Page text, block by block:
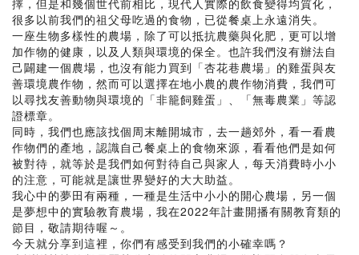
擇，但是和幾個世代前相比，現代人實際的飲食變得均質化，
很多以前我們的祖父母吃過的食物，已從餐桌上永遠消失。
一座生物多樣性的農場，除了可以抵抗農藥與化肥，更可以增
加作物的健康，以及人類與環境的保全。也許我們沒有辦法自
己闢建一個農場，也沒有能力買到「杏花巷農場」的雞蛋與友
善環境農作物，然而可以選擇在地小農的農作物消費，我們可
以尋找友善動物與環境的「非籠飼雞蛋」、「無毒農業」等認
證標章。
同時，我們也應該找個周末離開城市，去一趟郊外，看一看農
作物們的產地，認識自己餐桌上的食物來源，看看他們是如何
被對待，就等於是我們如何對待自己與家人，每天消費時小小
的注意，可能就是讓世界變好的大大助益。
我心中的夢田有兩種，一種是生活中小小的開心農場，另一個
是夢想中的實驗教育農場，我在2022年計畫開播有關教育類的
節目，敬請期待喔～。
今天就分享到這裡，你們有感受到我們的小確幸嗎？